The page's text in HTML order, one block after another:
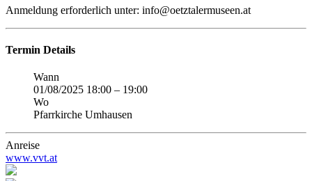
Anmeldung erforderlich unter: info@oetztalermuseen.at
Termin Details
Wann
01/08/2025 18:00 – 19:00
Wo
Pfarrkirche Umhausen
Anreise
www.vvt.at